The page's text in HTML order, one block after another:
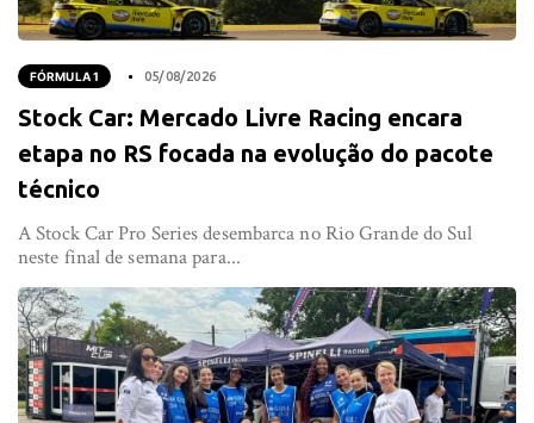
FÓRMULA 1 05/08/2026
Stock Car: Mercado Livre Racing encara
etapa no RS focada na evolução do pacote
técnico
A Stock Car Pro Series desembarca no Rio Grande do Sul
neste final de semana para...